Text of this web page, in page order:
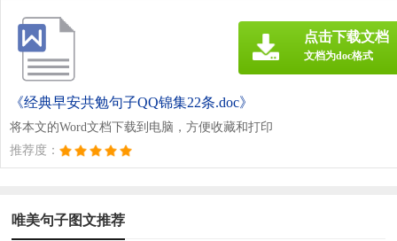
《经典早安共勉句子QQ锦集22条.doc》
将本文的Word文档下载到电脑，方便收藏和打印
推荐度：
点击下载文档
文档为doc格式
唯美句子图文推荐